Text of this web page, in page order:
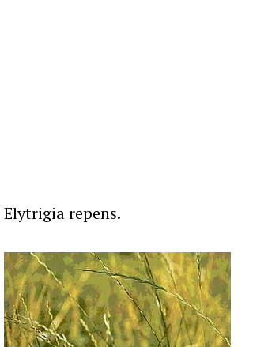
Elytrigia repens.